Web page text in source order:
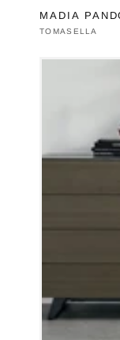
MADIA
Produttore:
TOMASELLA